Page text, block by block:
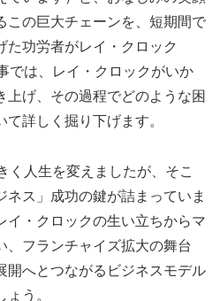
この巨大チェーンを、短期間で
た功労者がレイ・クロック
では、レイ・クロックがいか
上げ、その過程でどのような困
詳しく掘り下げます。
く人生を変えましたが、そこ
ネス」成功の鍵が詰まっていま
イ・クロックの生い立ちからマ
、フランチャイズ拡大の舞台
開へとつながるビジネスモデル
う。